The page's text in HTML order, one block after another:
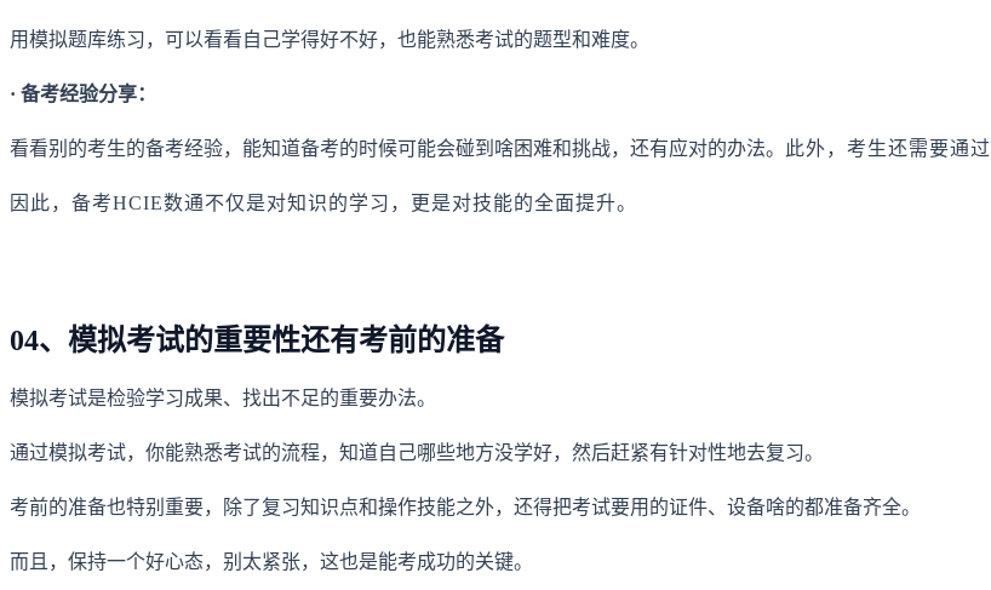
用模拟题库练习，可以看看自己学得好不好，也能熟悉考试的题型和难度。
· 备考经验分享：
看看别的考生的备考经验，能知道备考的时候可能会碰到啥困难和挑战，还有应对的办法。 此外，考生还需要通过
因此，备考HCIE数通不仅是对知识的学习，更是对技能的全面提升。
04、模拟考试的重要性还有考前的准备
模拟考试是检验学习成果、找出不足的重要办法。
通过模拟考试，你能熟悉考试的流程，知道自己哪些地方没学好，然后赶紧有针对性地去复习。
考前的准备也特别重要，除了复习知识点和操作技能之外，还得把考试要用的证件、设备啥的都准备齐全。
而且，保持一个好心态，别太紧张，这也是能考成功的关键。